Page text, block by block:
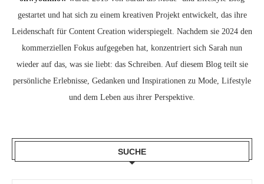
gestartet und hat sich zu einem kreativen Projekt entwickelt, das ihre
Leidenschaft für Content Creation widerspiegelt. Nachdem sie 2024 den
kommerziellen Fokus aufgegeben hat, konzentriert sich Sarah nun
wieder auf das, was sie liebt: das Schreiben. Auf diesem Blog teilt sie
persönliche Erlebnisse, Gedanken und Inspirationen zu Mode, Lifestyle
und dem Leben aus ihrer Perspektive.
SUCHE